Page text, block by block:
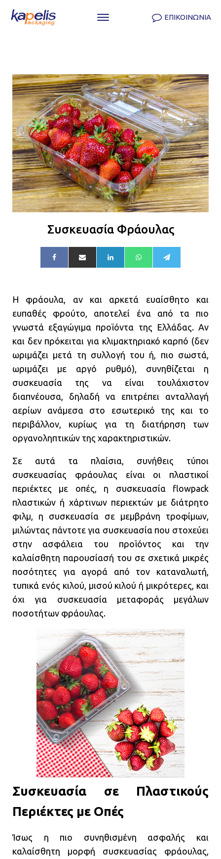
ΕΠΙΚΟΙΝΩΝΙΑ
Συσκευασία Φράουλας
Η φράουλα, αν και αρκετά ευαίσθητο και
ευπαθές φρούτο, αποτελεί ένα από τα πιο
γνωστά εξαγώγιμα προϊόντα της Ελλάδας. Αν
και δεν πρόκειται για κλιμακτηριακό καρπό (δεν
ωριμάζει μετά τη συλλογή του ή, πιο σωστά,
ωριμάζει με αργό ρυθμό), συνηθίζεται η
συσκευασία της να είναι τουλάχιστον
διαπνέουσα, δηλαδή να επιτρέπει ανταλλαγή
αερίων ανάμεσα στο εσωτερικό της και το
περιβάλλον, κυρίως για τη διατήρηση των
οργανοληπτικών της χαρακτηριστικών.
Σε αυτά τα πλαίσια, συνήθεις τύποι
συσκευασίας φράουλας είναι οι πλαστικοί
περιέκτες με οπές, η συσκευασία flowpack
πλαστικών ή χάρτινων περιεκτών με διάτρητο
φιλμ, η συσκευασία σε μεμβράνη τροφίμων,
μιλώντας πάντοτε για συσκευασία που στοχεύει
στην ασφάλεια του προϊόντος και την
καλαίσθητη παρουσίασή του σε σχετικά μικρές
ποσότητες για αγορά από τον καταναλωτή,
τυπικά ενός κιλού, μισού κιλού ή μικρότερες, και
όχι για συσκευασία μεταφοράς μεγάλων
ποσοτήτων φράουλας.
Συσκευασία σε Πλαστικούς
Περιέκτες με Οπές
Ίσως η πιο συνηθισμένη ασφαλής και
καλαίσθητη μορφή συσκευασίας φράουλας,